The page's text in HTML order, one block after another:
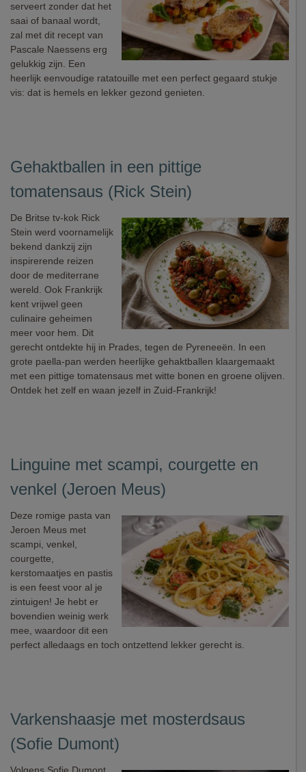
serveert zonder dat het
saai of banaal wordt,
zal met dit recept van
Pascale Naessens erg
gelukkig zijn. Een
heerlijk eenvoudige ratatouille met een perfect gegaard stukje
vis: dat is hemels en lekker gezond genieten.
Gehaktballen in een pittige
tomatensaus (Rick Stein)
De Britse tv-kok Rick
Stein werd voornamelijk
bekend dankzij zijn
inspirerende reizen
door de mediterrane
wereld. Ook Frankrijk
kent vrijwel geen
culinaire geheimen
meer voor hem. Dit
gerecht ontdekte hij in Prades, tegen de Pyreneeën. In een
grote paella-pan werden heerlijke gehaktballen klaargemaakt
met een pittige tomatensaus met witte bonen en groene olijven.
Ontdek het zelf en waan jezelf in Zuid-Frankrijk!
Linguine met scampi, courgette en
venkel (Jeroen Meus)
Deze romige pasta van
Jeroen Meus met
scampi, venkel,
courgette,
kerstomaatjes en pastis
is een feest voor al je
zintuigen! Je hebt er
bovendien weinig werk
mee, waardoor dit een
perfect alledaags en toch ontzettend lekker gerecht is.
Varkenshaasje met mosterdsaus
(Sofie Dumont)